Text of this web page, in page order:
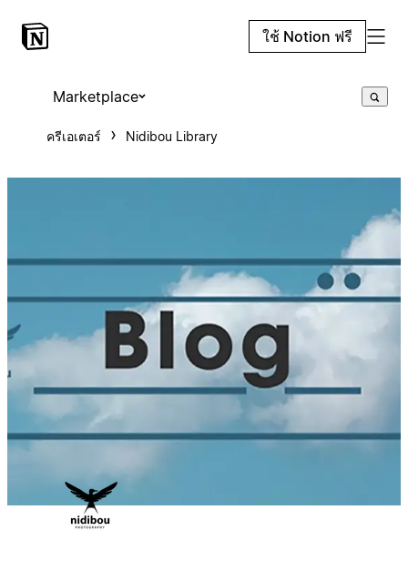
ใช้ Notion ฟรี
Marketplace
ครีเอเตอร์ Nidibou Library